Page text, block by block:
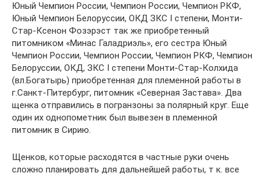
Юный Чемпион России, Чемпион России, Чемпион РКФ,
Юный Чемпион Белоруссии, ОКД ЗКС I степени, Монти-
Стар-Ксенон Фозэрэст так же приобретенный
питомником «Минас Галадриэль», его сестра Юный
Чемпион России, Чемпион России, Чемпион РКФ, Чемпион
Белоруссии, ОКД, ЗКС I степени Монти-Стар-Колхида
(вл.Богатырь) приобретенная для племенной работы в
г.Санкт-Питербург, питомник «Северная Застава». Два
щенка отправились в погранзоны за полярный круг. Еще
один их однопометник был вывезен в племенной
питомник в Сирию.
Щенков, которые расходятся в частные руки очень
сложно планировать для дальнейшей работы, т к. все